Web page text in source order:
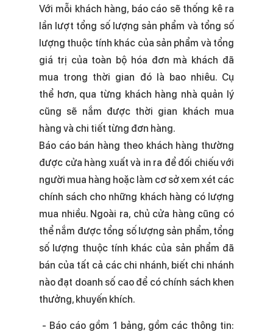
Với mỗi khách hàng, báo cáo sẽ thống kê ra
lần lượt tổng số lượng sản phẩm và tổng số
lượng thuộc tính khác của sản phẩm và tổng
giá trị của toàn bộ hóa đơn mà khách đã
mua trong thời gian đó là bao nhiêu. Cụ
thể hơn, qua từng khách hàng nhà quản lý
cũng sẽ nắm được thời gian khách mua
hàng và chi tiết từng đơn hàng.
Báo cáo bán hàng theo khách hàng thường
được cửa hàng xuất và in ra để đối chiếu với
người mua hàng hoặc làm cơ sở xem xét các
chính sách cho những khách hàng có lượng
mua nhiều. Ngoài ra, chủ cửa hàng cũng có
thể nắm được tổng số lượng sản phẩm, tổng
số lượng thuộc tính khác của sản phẩm đã
bán của tất cả các chi nhánh, biết chi nhánh
nào đạt doanh số cao để có chính sách khen
thưởng, khuyến khích.
- Báo cáo gồm 1 bảng, gồm các thông tin: